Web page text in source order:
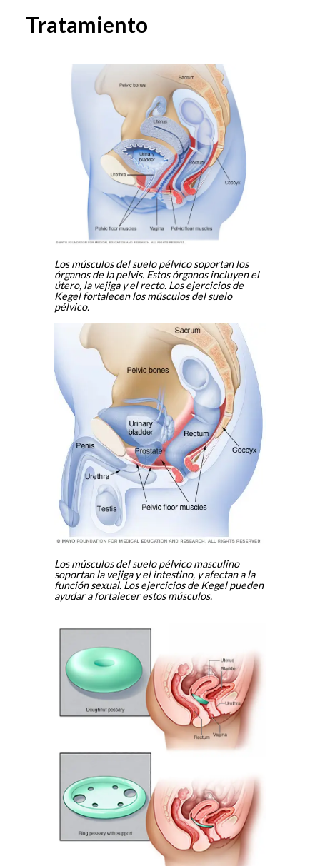
Tratamiento
Los músculos del suelo pélvico soportan los
órganos de la pelvis. Estos órganos incluyen el
útero, la vejiga y el recto. Los ejercicios de
Kegel fortalecen los músculos del suelo
pélvico.
Los músculos del suelo pélvico masculino
soportan la vejiga y el intestino, y afectan a la
función sexual. Los ejercicios de Kegel pueden
ayudar a fortalecer estos músculos.